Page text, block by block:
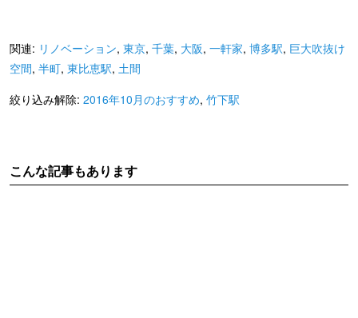
関連: リノベーション, 東京, 千葉, 大阪, 一軒家, 博多駅, 巨大吹抜け
空間, 半町, 東比恵駅, 土間
絞り込み解除: 2016年10月のおすすめ, 竹下駅
こんな記事もあります